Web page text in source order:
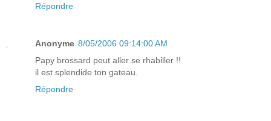
Répondre
Anonyme 8/05/2006 09:14:00 AM
Papy brossard peut aller se rhabiller !!
il est splendide ton gateau.
Répondre